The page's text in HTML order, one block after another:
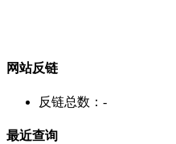
网站反链
反链总数： -
最近查询